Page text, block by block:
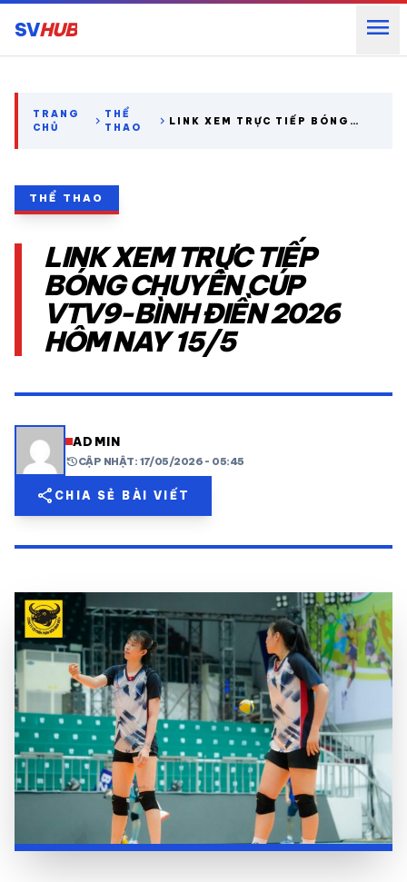
SVHUB menu
THỂ THAO TRONG NƯỚC
THỂ THAO
VIDEO
share mail
TRANG
CHỦ
chevron_right THỂ
THAO
chevron_right LINK XEM TRỰC TIẾP BÓNG
THỂ THAO
LINK XEM TRỰC TIẾP
BÓNG CHUYỀN CÚP
VTV9-BÌNH ĐIỀN 2026
HÔM NAY 15/5
ADMIN
historyCẬP NHẬT: 17/05/2026 - 05:45
share CHIA SẺ BÀI VIẾT